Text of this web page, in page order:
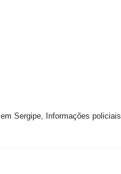
Sergipe, Informações policiais